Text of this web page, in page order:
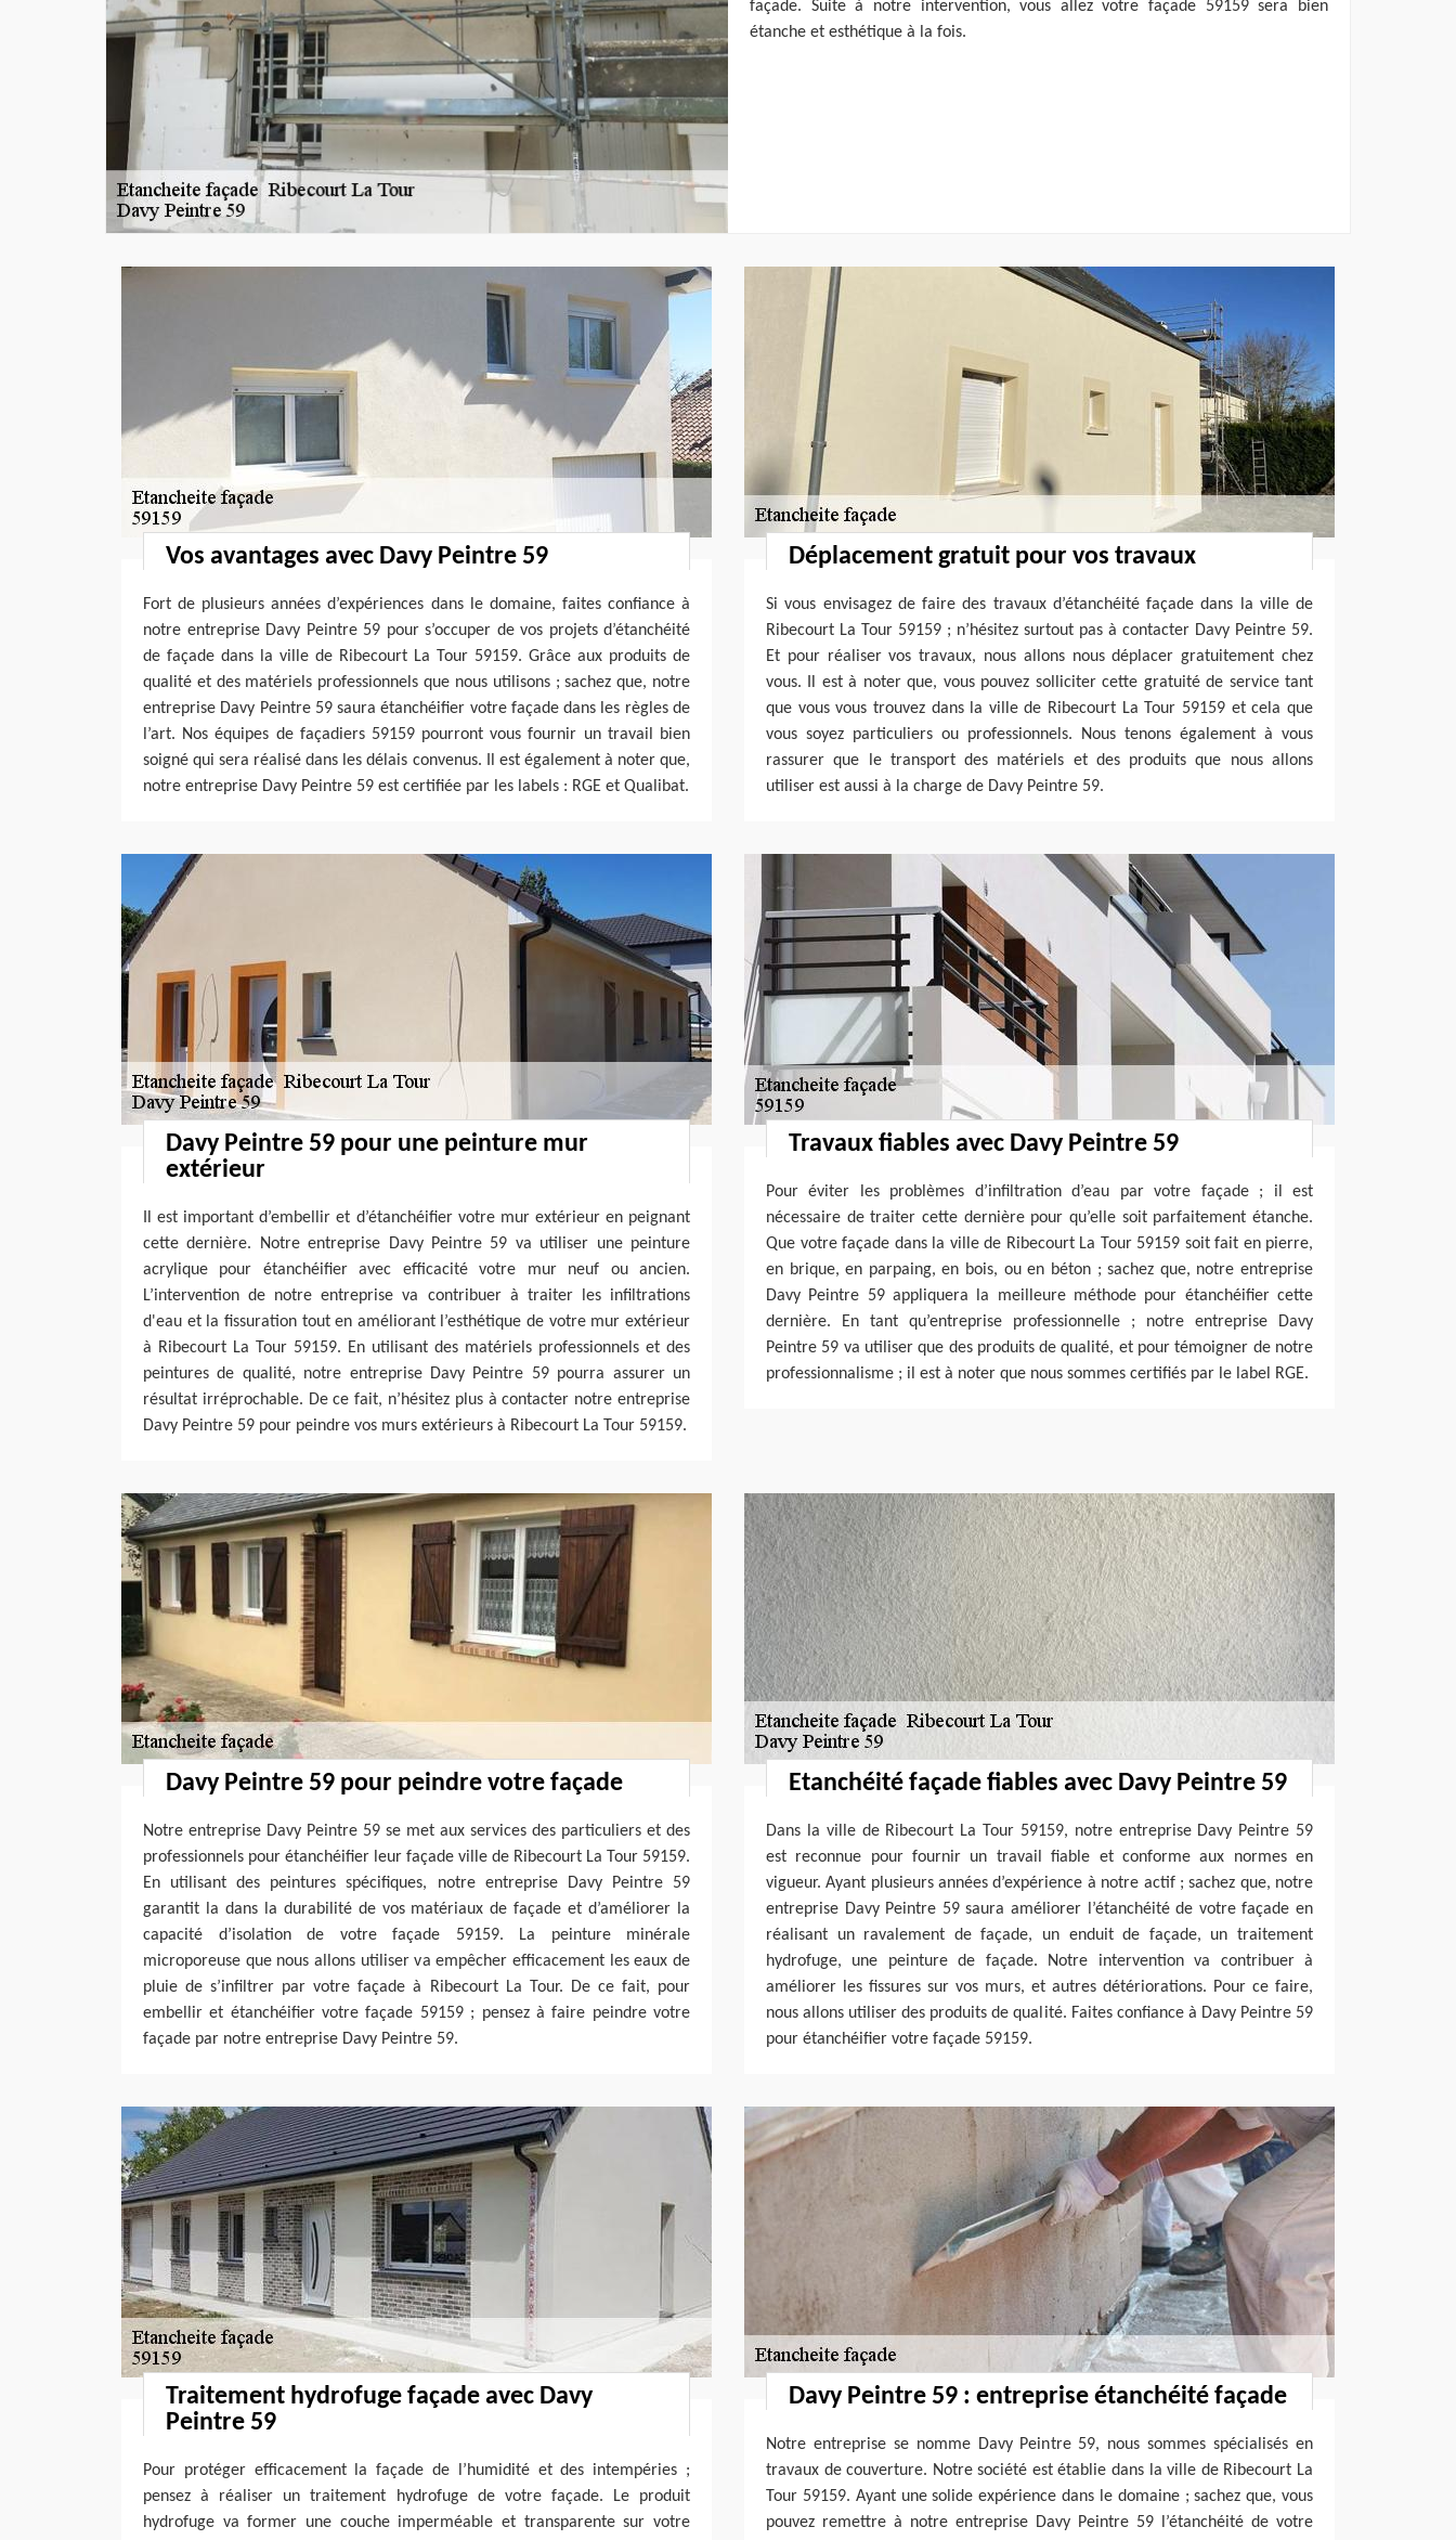
façade. Suite à notre intervention, vous allez votre façade 59159 sera bien
étanche et esthétique à la fois.
Vos avantages avec Davy Peintre 59
Fort de plusieurs années d’expériences dans le domaine, faites confiance à
notre entreprise Davy Peintre 59 pour s’occuper de vos projets d’étanchéité
de façade dans la ville de Ribecourt La Tour 59159. Grâce aux produits de
qualité et des matériels professionnels que nous utilisons ; sachez que, notre
entreprise Davy Peintre 59 saura étanchéifier votre façade dans les règles de
l’art. Nos équipes de façadiers 59159 pourront vous fournir un travail bien
soigné qui sera réalisé dans les délais convenus. Il est également à noter que,
notre entreprise Davy Peintre 59 est certifiée par les labels : RGE et Qualibat.
Déplacement gratuit pour vos travaux
Si vous envisagez de faire des travaux d’étanchéité façade dans la ville de
Ribecourt La Tour 59159 ; n’hésitez surtout pas à contacter Davy Peintre 59.
Et pour réaliser vos travaux, nous allons nous déplacer gratuitement chez
vous. Il est à noter que, vous pouvez solliciter cette gratuité de service tant
que vous vous trouvez dans la ville de Ribecourt La Tour 59159 et cela que
vous soyez particuliers ou professionnels. Nous tenons également à vous
rassurer que le transport des matériels et des produits que nous allons
utiliser est aussi à la charge de Davy Peintre 59.
Davy Peintre 59 pour une peinture mur
extérieur
Il est important d’embellir et d’étanchéifier votre mur extérieur en peignant
cette dernière. Notre entreprise Davy Peintre 59 va utiliser une peinture
acrylique pour étanchéifier avec efficacité votre mur neuf ou ancien.
L’intervention de notre entreprise va contribuer à traiter les infiltrations
d'eau et la fissuration tout en améliorant l’esthétique de votre mur extérieur
à Ribecourt La Tour 59159. En utilisant des matériels professionnels et des
peintures de qualité, notre entreprise Davy Peintre 59 pourra assurer un
résultat irréprochable. De ce fait, n’hésitez plus à contacter notre entreprise
Davy Peintre 59 pour peindre vos murs extérieurs à Ribecourt La Tour 59159.
Travaux fiables avec Davy Peintre 59
Pour éviter les problèmes d’infiltration d’eau par votre façade ; il est
nécessaire de traiter cette dernière pour qu’elle soit parfaitement étanche.
Que votre façade dans la ville de Ribecourt La Tour 59159 soit fait en pierre,
en brique, en parpaing, en bois, ou en béton ; sachez que, notre entreprise
Davy Peintre 59 appliquera la meilleure méthode pour étanchéifier cette
dernière. En tant qu’entreprise professionnelle ; notre entreprise Davy
Peintre 59 va utiliser que des produits de qualité, et pour témoigner de notre
professionnalisme ; il est à noter que nous sommes certifiés par le label RGE.
Davy Peintre 59 pour peindre votre façade
Notre entreprise Davy Peintre 59 se met aux services des particuliers et des
professionnels pour étanchéifier leur façade ville de Ribecourt La Tour 59159.
En utilisant des peintures spécifiques, notre entreprise Davy Peintre 59
garantit la dans la durabilité de vos matériaux de façade et d’améliorer la
capacité d’isolation de votre façade 59159. La peinture minérale
microporeuse que nous allons utiliser va empêcher efficacement les eaux de
pluie de s’infiltrer par votre façade à Ribecourt La Tour. De ce fait, pour
embellir et étanchéifier votre façade 59159 ; pensez à faire peindre votre
façade par notre entreprise Davy Peintre 59.
Etanchéité façade fiables avec Davy Peintre 59
Dans la ville de Ribecourt La Tour 59159, notre entreprise Davy Peintre 59
est reconnue pour fournir un travail fiable et conforme aux normes en
vigueur. Ayant plusieurs années d’expérience à notre actif ; sachez que, notre
entreprise Davy Peintre 59 saura améliorer l’étanchéité de votre façade en
réalisant un ravalement de façade, un enduit de façade, un traitement
hydrofuge, une peinture de façade. Notre intervention va contribuer à
améliorer les fissures sur vos murs, et autres détériorations. Pour ce faire,
nous allons utiliser des produits de qualité. Faites confiance à Davy Peintre 59
pour étanchéifier votre façade 59159.
Traitement hydrofuge façade avec Davy
Peintre 59
Pour protéger efficacement la façade de l’humidité et des intempéries ;
pensez à réaliser un traitement hydrofuge de votre façade. Le produit
hydrofuge va former une couche imperméable et transparente sur votre
Davy Peintre 59 : entreprise étanchéité façade
Notre entreprise se nomme Davy Peintre 59, nous sommes spécialisés en
travaux de couverture. Notre société est établie dans la ville de Ribecourt La
Tour 59159. Ayant une solide expérience dans le domaine ; sachez que, vous
pouvez remettre à notre entreprise Davy Peintre 59 l’étanchéité de votre